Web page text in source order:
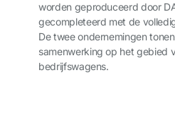
worden geproduceerd door
gecompleteerd met de
De twee ondernemingen
samenwerking op het gebied
bedrijfswagens.